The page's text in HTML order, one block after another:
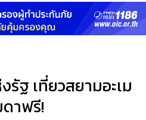
ฐ เที่ยวสยามอะเม
าฟรี!